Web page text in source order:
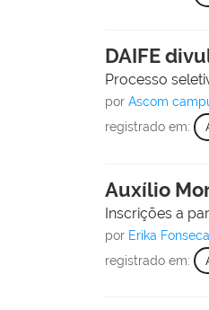
DAIFE
Processo
porAscom
registrado em:
Auxílio
Inscrições a
por Erika
registrado em: